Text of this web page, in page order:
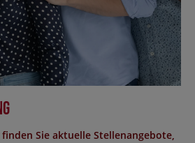
finden Sie aktuelle Stellenangebote,